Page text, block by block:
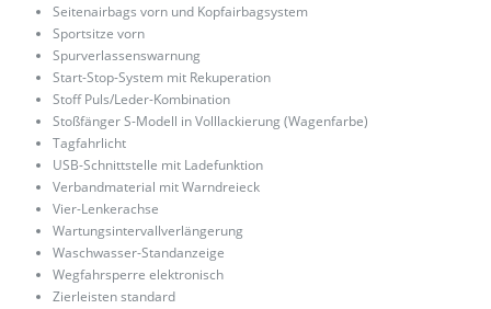
Seitenairbags vorn und Kopfairbagsystem
Sportsitze vorn
Spurverlassenswarnung
Start-Stop-System mit Rekuperation
Stoff Puls/Leder-Kombination
Stoßfänger S-Modell in Volllackierung (Wagenfarbe)
Tagfahrlicht
USB-Schnittstelle mit Ladefunktion
Verbandmaterial mit Warndreieck
Vier-Lenkerachse
Wartungsintervallverlängerung
Waschwasser-Standanzeige
Wegfahrsperre elektronisch
Zierleisten standard